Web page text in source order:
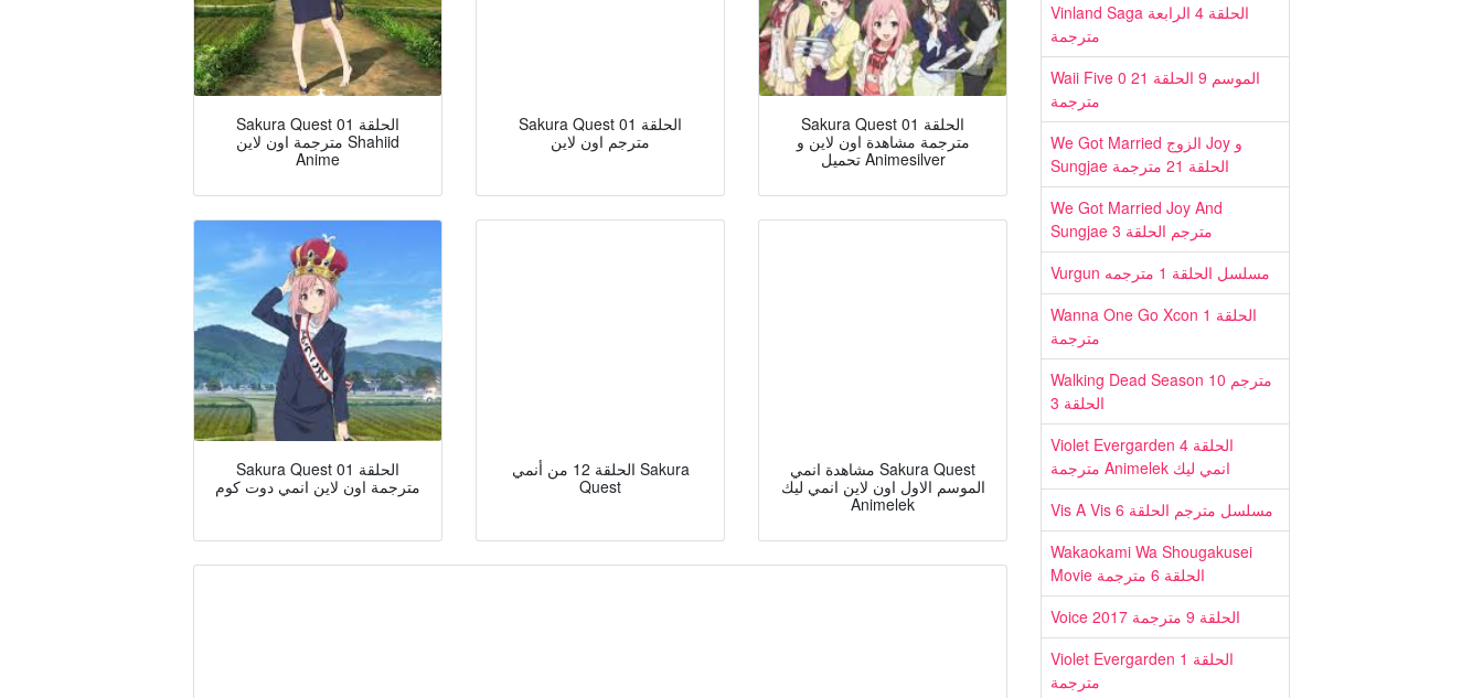
Sakura Quest الحلقة 01
مترجمة اون لاين Shahiid
Anime
Sakura Quest الحلقة 01
مترجم اون لاين
Sakura Quest الحلقة 01
مترجمة مشاهدة اون لاين و
تحميل Animesilver
Sakura Quest الحلقة 01
مترجمة اون لاين انمي دوت كوم
الحلقة 12 من أنمي Sakura
Quest
مشاهدة انمي Sakura Quest
الموسم الاول اون لاين انمي ليك
Animelek
Vinland Saga الحلقة 4 الرابعة
مترجمة
Waii Five 0 الموسم 9 الحلقة 21
مترجمة
We Got Married الزوج Joy و
Sungjae الحلقة 21 مترجمة
We Got Married Joy And
Sungjae مترجم الحلقة 3
Vurgun مسلسل الحلقة 1 مترجمه
Wanna One Go Xcon الحلقة 1
مترجمة
Walking Dead Season 10 مترجم
الحلقة 3
Violet Evergarden الحلقة 4
مترجمة Animelek انمي ليك
Vis A Vis مسلسل مترجم الحلقة 6
Wakaokami Wa Shougakusei
Movie الحلقة 6 مترجمة
Voice 2017 الحلقة 9 مترجمة
Violet Evergarden الحلقة 1
مترجمة